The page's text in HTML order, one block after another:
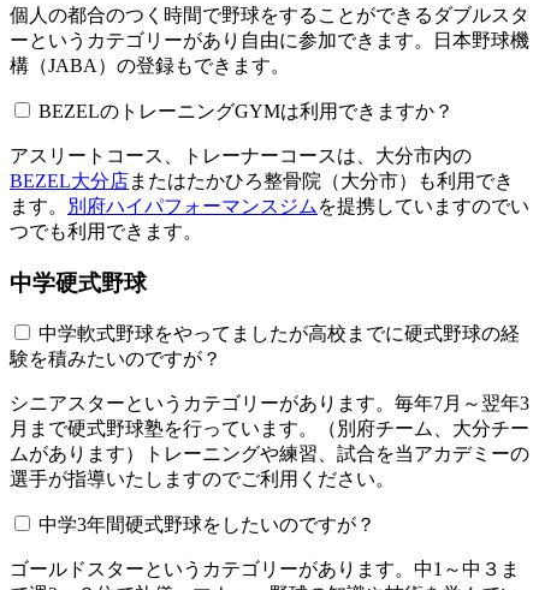
個人の都合のつく時間で野球をすることができるダブルスタ
ーというカテゴリーがあり自由に参加できます。日本野球機
構（JABA）の登録もできます。
BEZELのトレーニングGYMは利用できますか？​​​​​
アスリートコース、トレーナーコースは、大分市内の
BEZEL大分店またはたかひろ整骨院（大分市）も利用でき
ます。
別府ハイパフォーマンスジム を提携していますのでい
つでも利用できます。
中学硬式野球
中学軟式野球をやってましたが高校までに硬式野球の経
験を積みたいのですが？
シニアスターというカテゴリーがあります。毎年7月～翌年3
月まで硬式野球塾を行っています。（別府チーム、大分チー
ムがあります）トレーニングや練習、試合を当アカデミーの
選手が指導いたしますのでご利用ください。
中学3年間硬式野球をしたいのですが？
ゴールドスターというカテゴリーがあります。中1～中３ま